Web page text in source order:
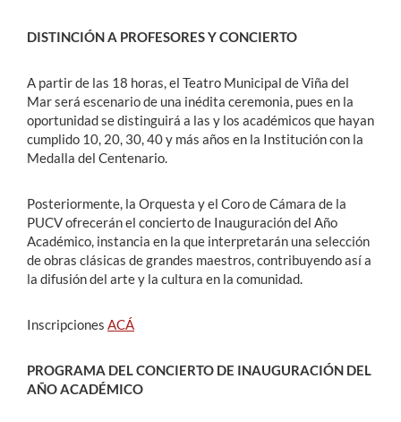
DISTINCIÓN A PROFESORES Y CONCIERTO
A partir de las 18 horas, el Teatro Municipal de Viña del
Mar será escenario de una inédita ceremonia, pues en la
oportunidad se distinguirá a las y los académicos que hayan
cumplido 10, 20, 30, 40 y más años en la Institución con la
Medalla del Centenario.
Posteriormente, la Orquesta y el Coro de Cámara de la
PUCV ofrecerán el concierto de Inauguración del Año
Académico, instancia en la que interpretarán una selección
de obras clásicas de grandes maestros, contribuyendo así a
la difusión del arte y la cultura en la comunidad.
Inscripciones ACÁ
PROGRAMA DEL CONCIERTO DE INAUGURACIÓN DEL
AÑO ACADÉMICO